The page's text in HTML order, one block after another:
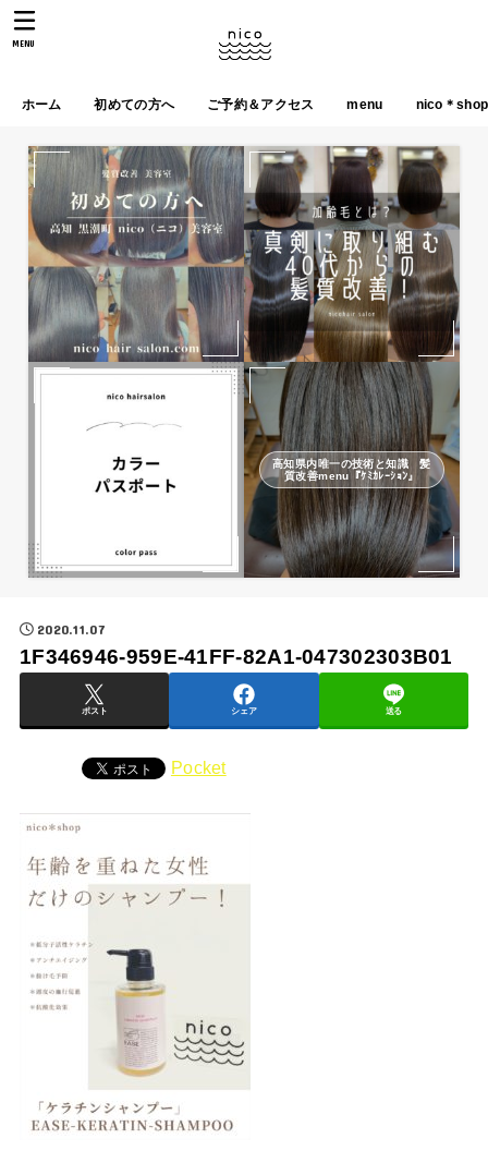
ホーム 初めての方へ ご予約＆アクセス menu nico＊shop
MENU
高知県内唯一の技術と知識 髪
質改善menu『ｹﾐｶﾚｰｼｮﾝ』
2020.11.07
1F346946-959E-41FF-82A1-047302303B01
ポスト シェア 送る
Pocket